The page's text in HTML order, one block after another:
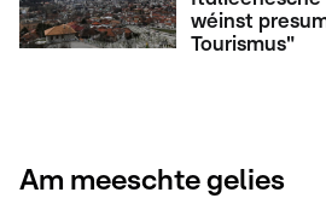
wéinst
Tourismus"
Am meeschte gelies